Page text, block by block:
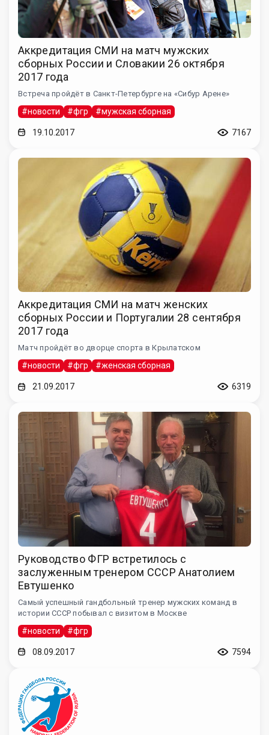
Аккредитация СМИ на матч мужских
сборных России и Словакии 26 октября
2017 года
Встреча пройдёт в Санкт-Петербурге на «Сибур Арене»
#новости #фгр #мужская сборная
19.10.2017 7167
Аккредитация СМИ на матч женских
сборных России и Португалии 28 сентября
2017 года
Матч пройдёт во дворце спорта в Крылатском
#новости #фгр #женская сборная
21.09.2017 6319
Руководство ФГР встретилось с
заслуженным тренером СССР Анатолием
Евтушенко
Самый успешный гандбольный тренер мужских команд в
истории СССР побывал с визитом в Москве
#новости #фгр
08.09.2017 7594